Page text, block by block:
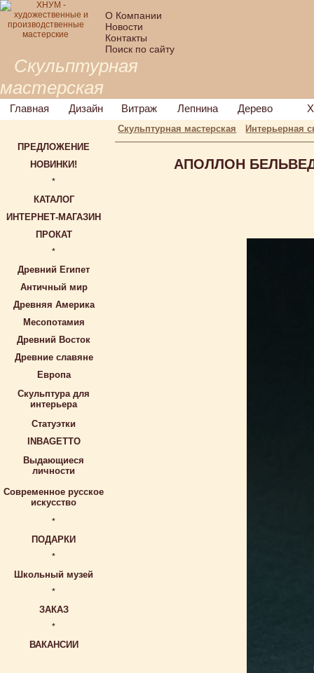
О Компании
Новости
Контакты
Поиск по сайту
Скульптурная
мастерская
Главная Дизайн Витраж Лепнина Дерево
Скульптурная мастерская
Интерьерная
ПРЕДЛОЖЕНИЕ
НОВИНКИ!
*
КАТАЛОГ
ИНТЕРНЕТ-МАГАЗИН
ПРОКАТ
*
Древний Египет
Античный мир
Древняя Америка
Месопотамия
Древний Восток
Древние славяне
Европа
Скульптура для
интерьера
Статуэтки
INBAGETTO
Выдающиеся
личности
Современное русское
искусство
*
ПОДАРКИ
*
Школьный музей
*
ЗАКАЗ
*
ВАКАНСИИ
АПОЛЛОН